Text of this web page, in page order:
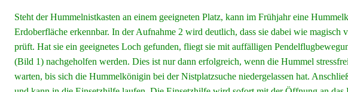
Steht der Hummelnistkasten an einem geeigneten Platz, kann im Frühjahr eine
Erdoberfläche erkennbar. In der Aufnahme 2 wird deutlich, dass sie dabei wie
prüft. Hat sie ein geeignetes Loch gefunden, fliegt sie mit auffälligen
(Bild 1) nachgeholfen werden. Dies ist nur dann erfolgreich, wenn die Hummel
warten, bis sich die Hummelkönigin bei der Nistplatzsuche niedergelassen hat.